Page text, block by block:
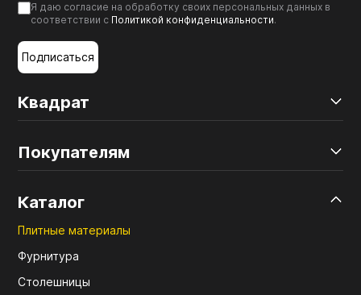
Квадрат
Покупателям
Каталог
Плитные материалы
Фурнитура
Столешницы
Я даю согласие на обработку своих персональных данных в
соответствии с Политикой конфиденциальности.
Подписаться